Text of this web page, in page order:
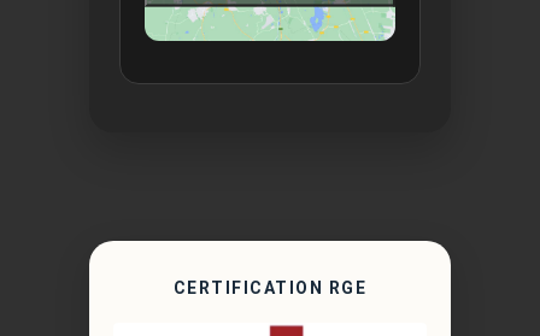
CERTIFICATION RGE